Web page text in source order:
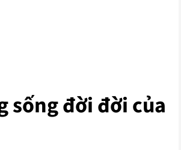
sống đời đời của